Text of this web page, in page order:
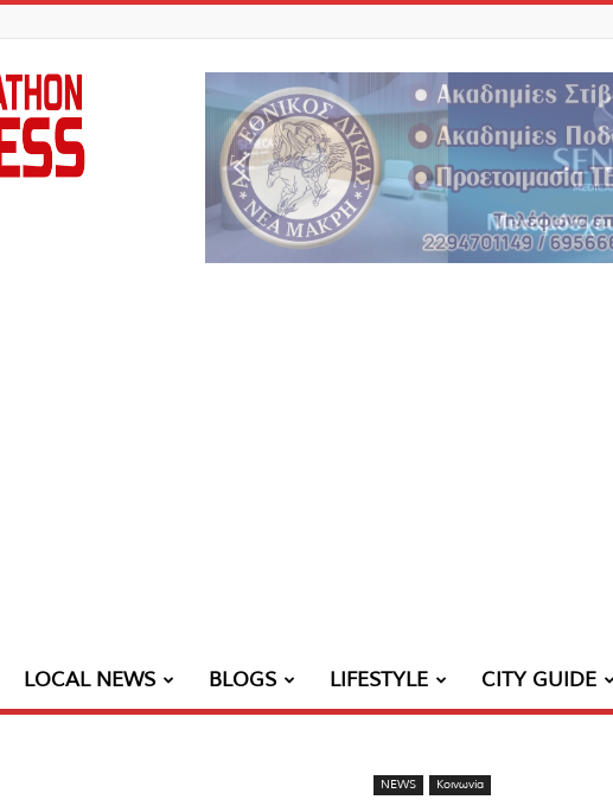
Marathon
Press
LOCAL NEWS BLOGS LIFESTYLE CITY GUIDE
NEWS Κοινωνία